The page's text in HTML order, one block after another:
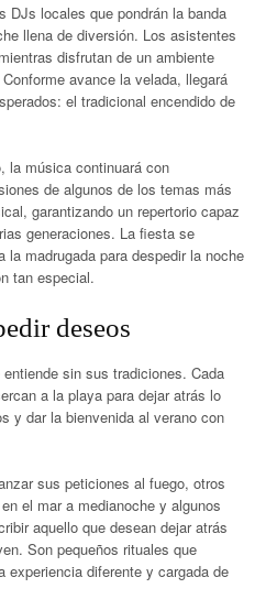
DJs locales que pondrán la banda
llena de diversión. Los asistentes
disfrutan de un ambiente
avance la velada, llegará
el tradicional encendido de
la música continuará con
de algunos de los temas más
garantizando un repertorio capaz
generaciones. La fiesta se
la madrugada para despedir la noche
tan especial.
deseos
sin sus tradiciones. Cada
a la playa para dejar atrás lo
y dar la bienvenida al verano con
sus peticiones al fuego, otros
el mar a medianoche y algunos
aquello que desean dejar atrás
Son pequeños rituales que
experiencia diferente y cargada de